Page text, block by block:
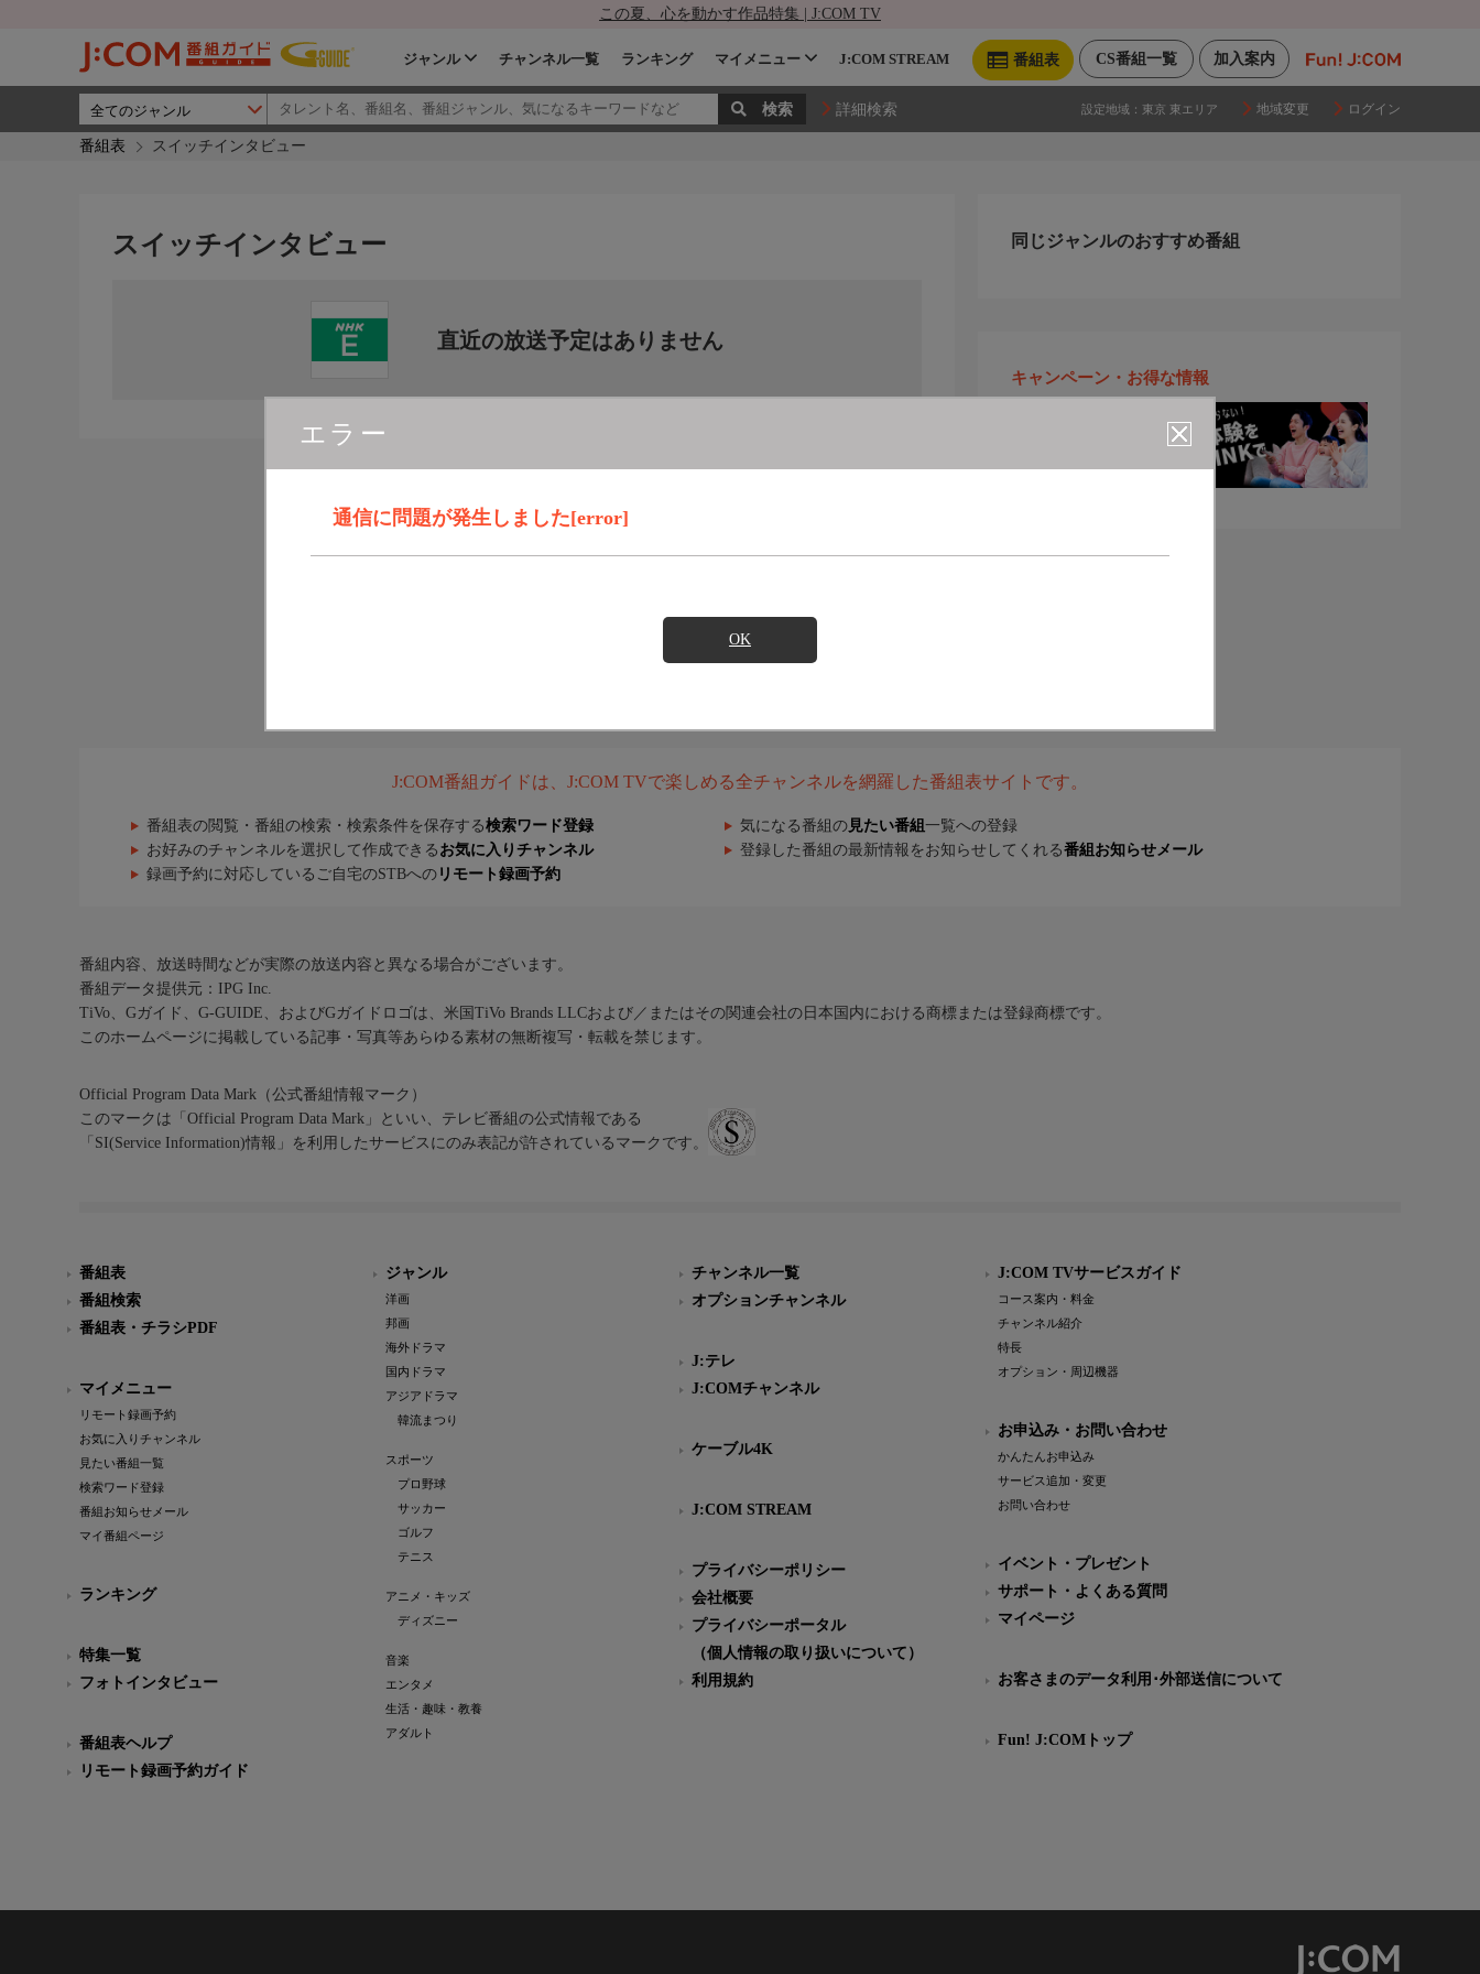
この夏、心を動かす作品特集 | J:COM TV
加入案内
CS番組一覧
番組表
ジャンル チャンネル一覧 ランキング マイメニュー J:COM STREAM
詳細検索 設定地域： 東京 東エリア 地域変更 ログイン
番組表 スイッチインタビュー
エラー
通信に問題が発生しました[error]
OK
スイッチインタビュー
直近の放送予定はありません
同じジャンルのおすすめ番組
キャンペーン・お得な情報
J:COM番組ガイドは、J:COM TVで楽しめる全チャンネルを網羅した番組表サイトです。
番組表の閲覧・番組の検索・検索条件を保存する検索ワード登録 気になる番組の 見たい番組 一覧への登録
お好みのチャンネルを選択して作成できる お気に入りチャンネル 登録した番組の最新情報をお知らせしてくれる番組お知らせメール
録画予約に対応しているご自宅のSTBへの リモート録画予約
番組内容、放送時間などが実際の放送内容と異なる場合がございます。
番組データ提供元：IPG Inc.
TiVo、Gガイド、G-GUIDE、およびGガイドロゴは、米国TiVo Brands LLCおよび／またはその関連会社の日本国内における商標または登録商標です。
このホームページに掲載している記事・写真等あらゆる素材の無断複写・転載を禁じます。
Official Program Data Mark（公式番組情報マーク）
このマークは「Official Program Data Mark」といい、テレビ番組の公式情報である
「SI(Service Information)情報」を利用したサービスにのみ表記が許されているマークです。
番組表
番組検索
番組表・チラシPDF
マイメニュー
リモート録画予約
お気に入りチャンネル
見たい番組一覧
検索ワード登録
番組お知らせメール
マイ番組ページ
ランキング
特集一覧
フォトインタビュー
番組表ヘルプ
リモート録画予約ガイド
ジャンル
洋画
邦画
海外ドラマ
国内ドラマ
アジアドラマ
韓流まつり
スポーツ
プロ野球
サッカー
ゴルフ
テニス
アニメ・キッズ
ディズニー
音楽
エンタメ
生活・趣味・教養
アダルト
チャンネル一覧
オプションチャンネル
J:テレ
J:COMチャンネル
ケーブル4K
J:COM STREAM
プライバシーポリシー
会社概要
プライバシーポータル
（個人情報の取り扱いについて）
利用規約
J:COM TVサービスガイド
コース案内・料金
チャンネル紹介
特長
オプション・周辺機器
お申込み・お問い合わせ
かんたんお申込み
サービス追加・変更
お問い合わせ
イベント・プレゼント
サポート・よくある質問
マイページ
お客さまのデータ利用･外部送信について
Fun! J:COMトップ